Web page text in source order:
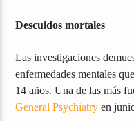
Descuidos mortales
Las investigaciones
enfermedades mentales
14 años. Una de las más
General Psychiatry en